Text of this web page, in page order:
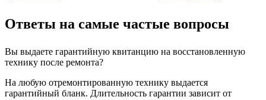
Ответы на самые частые вопросы
Вы выдаете гарантийную квитанцию на восстановленную
технику после ремонта?
На любую отремонтированную технику выдается
гарантийный бланк. Длительность гарантии зависит от